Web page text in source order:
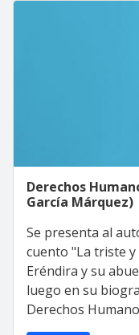
Derechos
García Márquez)
Se presenta al
cuento "La triste
Eréndira y su
luego en su
Derechos